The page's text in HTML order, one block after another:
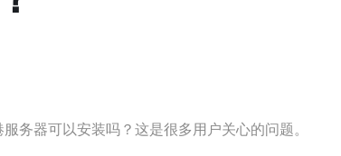
务器可以安装吗？这是很多用户关心的问题。